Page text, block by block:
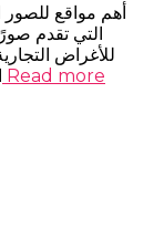
أهم مواقع للصور
التي تقدم
للأغراض
Read more